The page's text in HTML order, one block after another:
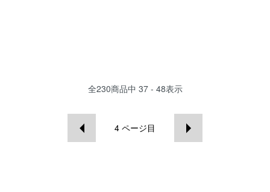
全230商品中 37 - 48表示
4 ページ目